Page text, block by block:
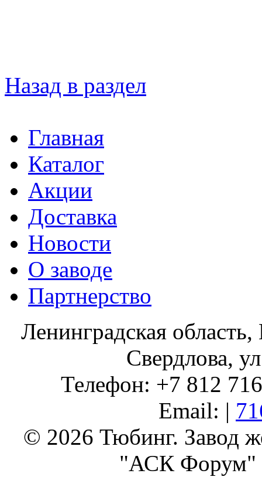
Назад в раздел
Главная
Каталог
Акции
Доставка
Новости
О заводе
Партнерство
Ленинградская
Свердлова,
Телефон: +7 812
Email: |
© 2026 Тюбинг. Завод
"АСК Форум"